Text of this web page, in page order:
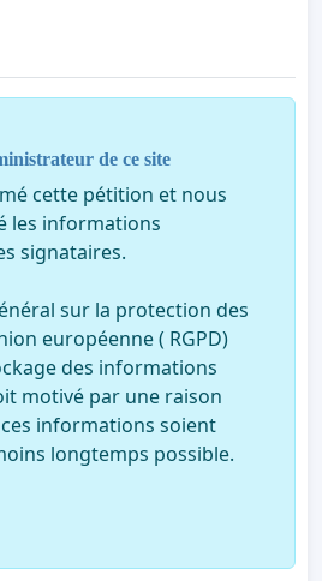
de ce site
cette pétition et nous
les informations
signataires.
sur la protection des
européenne ( RGPD)
des informations
motivé par une raison
informations soient
longtemps possible.